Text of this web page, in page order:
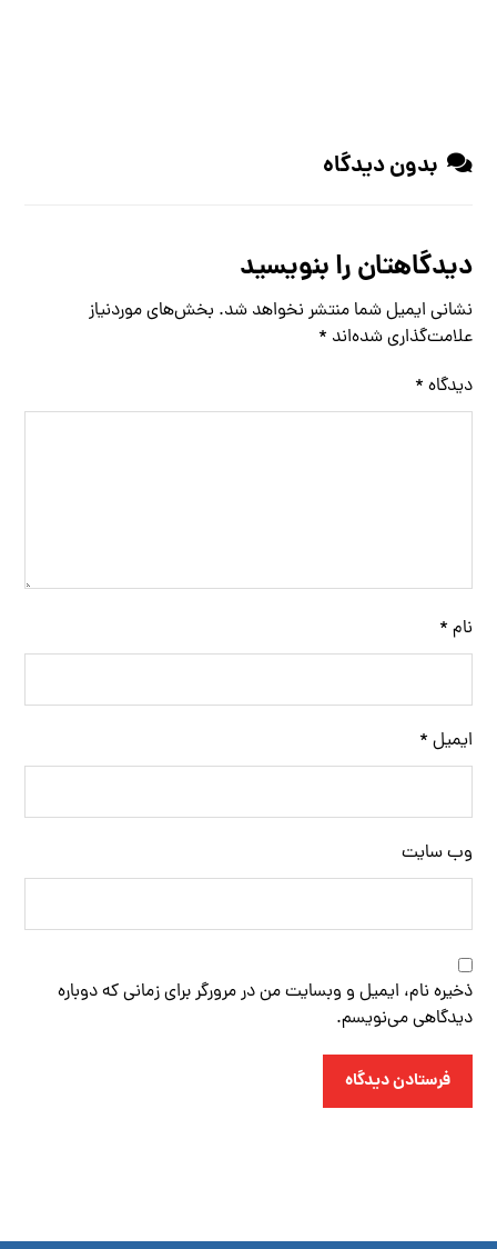
بدون دیدگاه
دیدگاهتان را بنویسید
نشانی ایمیل شما منتشر نخواهد شد. بخش‌های موردنیاز
علامت‌گذاری شده‌اند *
دیدگاه *
نام *
ایمیل *
وب‌ سایت
ذخیره نام، ایمیل و وبسایت من در مرورگر برای زمانی که دوباره
دیدگاهی می‌نویسم.
فرستادن دیدگاه